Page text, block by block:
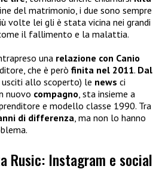
del matrimonio, i due sono sempre
volte lei gli è stata vicina nei grandi
il fallimento e la malattia.
una relazione con Canio
che è però finita nel 2011. Dal
usciti allo scoperto) le news ci
nuovo compagno , sta insieme a
e modello classe 1990. Tra
di differenza , ma non lo hanno
Rusic: Instagram e social